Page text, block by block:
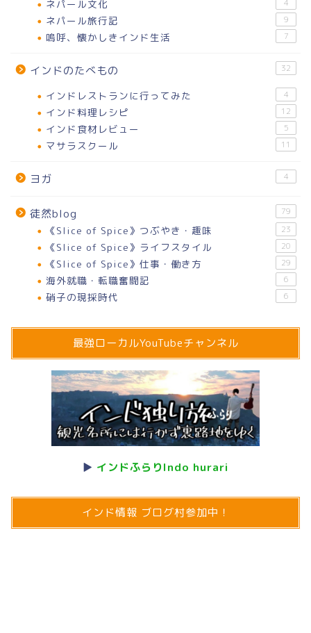
ネパール文化 4
ネパール旅行記 9
嗚呼、懐かしきインド生活 7
インドのたべもの 32
インドレストランに行ってみた 4
インド料理レシピ 12
インド食材レビュー 5
マサラスクール 11
ヨガ 4
徒然blog 79
《Slice of Spice》つぶやき・趣味 23
《Slice of Spice》ライフスタイル 20
《Slice of Spice》仕事・働き方 29
海外就職・転職奮闘記 6
硝子の現採時代 6
最強ローカルYouTubeチャンネル
▶ インドふらりIndo hurari
インド情報 ブログ村参加中！